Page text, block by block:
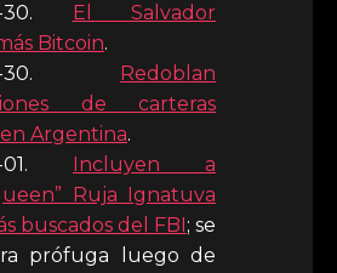
30. El Salvador
Bitcoin.
06-30. Redoblan
de carteras
Argentina.
01. Incluyen a
Ruja Ignatuva
buscados del FBI; se
prófuga luego de